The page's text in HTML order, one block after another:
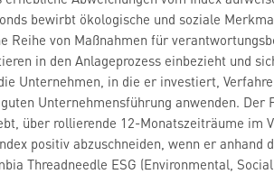
bewirbt ökologische und soziale
Reihe von Maßnahmen für
in den Anlageprozess einbezieht und
Unternehmen, in die er investiert,
Unternehmensführung anwenden. Der
über rollierende 12-Monatszeiträume im
positiv abzuschneiden, wenn er anhand
Threadneedle ESG (Environmental,